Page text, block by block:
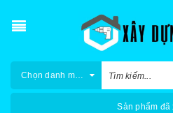
Chọn danh mục
Sản phẩm